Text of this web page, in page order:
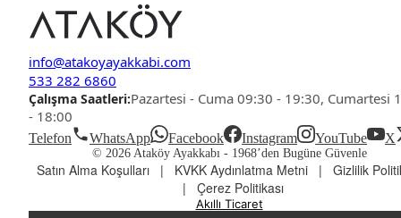
info@atakoyayakkabi.com
533 282 6860
Çalışma Saatleri:Pazartesi - Cuma 09:30 - 19:30, Cumartesi
- 18:00
Telefon WhatsApp Facebook Instagram YouTube X
© 2026 Ataköy Ayakkabı - 1968’den Bugüne Güvenle
Satın Alma Koşulları | KVKK Aydınlatma Metni |
Gizlilik
|
Çerez Politikası
Akıllı Ticaret